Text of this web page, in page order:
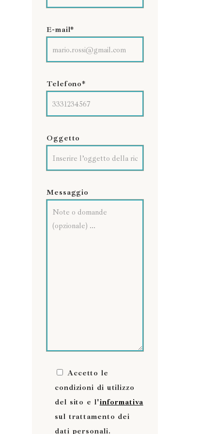
E-mail*
Telefono*
Oggetto
Messaggio
Accetto le
condizioni di utilizzo
del sito e l'informativa
sul trattamento dei
dati personali.